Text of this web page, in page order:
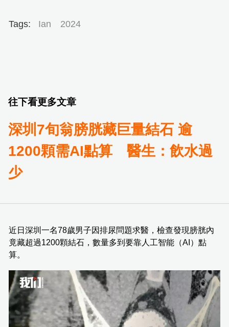
Tags: Ian 2024
往下看更多文章
深圳7旬翁膀胱藏巨量結石 逾
1200顆需AI點算 醫生：飲水過
少
近日深圳一名78歲男子因排尿問題求醫，檢查發現膀胱內
竟藏超過1200顆結石，數量多到要靠人工智能（AI）點
算。